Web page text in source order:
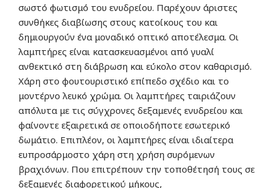
σωστό φωτισμό του ενυδρείου. Παρέχουν άριστες
συνθήκες διαβίωσης στους κατοίκους του και
δημιουργούν ένα μοναδικό οπτικό αποτέλεσμα. Οι
λαμπτήρες είναι κατασκευασμένοι από γυαλί
ανθεκτικό στη διάβρωση και εύκολο στον καθαρισμό.
Χάρη στο φουτουριστικό επίπεδο σχέδιο και το
μοντέρνο λευκό χρώμα. Οι λαμπτήρες ταιριάζουν
απόλυτα με τις σύγχρονες δεξαμενές ενυδρείου και
φαίνοντε εξαιρετικά σε οποιοδήποτε εσωτερικό
δωμάτιο. Επιπλέον, οι λαμπτήρες είναι ιδιαίτερα
ευπροσάρμοστο χάρη στη χρήση συρόμενων
βραχιόνων. Που επιτρέπουν την τοποθέτησή τους σε
δεξαμενές διαφορετικού μήκους,